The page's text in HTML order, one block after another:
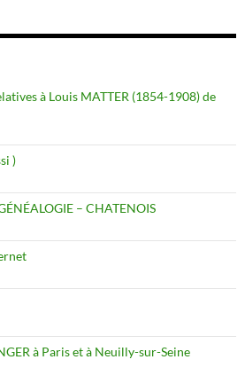
à Louis MATTER (1854-1908) de
)
– CHATENOIS
à Paris et à Neuilly-sur-Seine